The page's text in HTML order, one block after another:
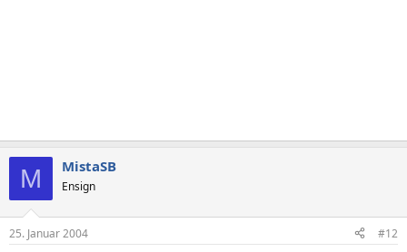
M MistaSB
Ensign
25. Januar 2004 #12